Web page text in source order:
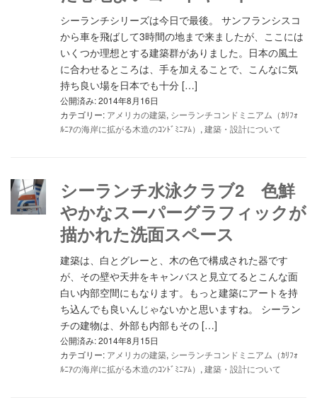
シーランチシリーズは今日で最後。 サンフランシスコ
から車を飛ばして3時間の地まで来ましたが、ここには
いくつか理想とする建築群がありました。日本の風土
に合わせるところは、手を加えることで、こんなに気
持ち良い場を日本でも十分 […]
公開済み: 2014年8月16日
カテゴリー: アメリカの建築, シーランチコンドミニアム（ｶﾘﾌｫ
ﾙﾆｱの海岸に拡がる木造のｺﾝﾄﾞﾐﾆｱﾑ） , 建築・設計について
シーランチ水泳クラブ2 色鮮
やかなスーパーグラフィックが
描かれた洗面スペース
建築は、白とグレーと、木の色で構成された器です
が、その壁や天井をキャンバスと見立てるとこんな面
白い内部空間にもなります。もっと建築にアートを持
ち込んでも良いんじゃないかと思いますね。 シーラン
チの建物は、外部も内部もその […]
公開済み: 2014年8月15日
カテゴリー: アメリカの建築, シーランチコンドミニアム（ｶﾘﾌｫ
ﾙﾆｱの海岸に拡がる木造のｺﾝﾄﾞﾐﾆｱﾑ） , 建築・設計について